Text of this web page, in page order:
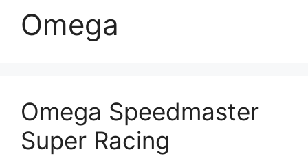
Omega
Omega Speedmaster
Super Racing